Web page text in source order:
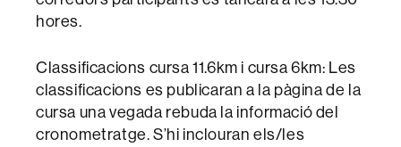
hores.
Classificacions cursa 11.6km i cursa 6km: Les
classificacions es publicaran a la pàgina de la
cursa una vegada rebuda la informació del
cronometratge. S’hi inclouran els/les